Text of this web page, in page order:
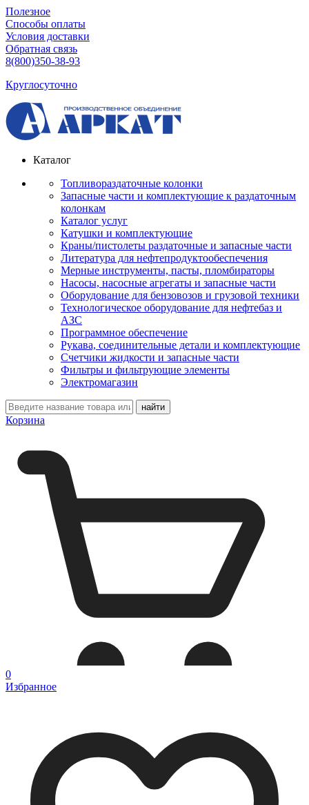
Полезное
Способы оплаты
Условия доставки
Обратная связь
8(800)350-38-93
Круглосуточно
Каталог
Топливораздаточные колонки
Запасные части и комплектующие к раздаточным
колонкам
Каталог услуг
Катушки и комплектующие
Краны/пистолеты раздаточные и запасные части
Литература для нефтепродуктообеспечения
Мерные инструменты, пасты, пломбираторы
Насосы, насосные агрегаты и запасные части
Оборудование для бензовозов и грузовой техники
Технологическое оборудование для нефтебаз и
АЗС
Программное обеспечение
Рукава, соединительные детали и комплектующие
Счетчики жидкости и запасные части
Фильтры и фильтрующие элементы
Электромагазин
Корзина
0
Избранное